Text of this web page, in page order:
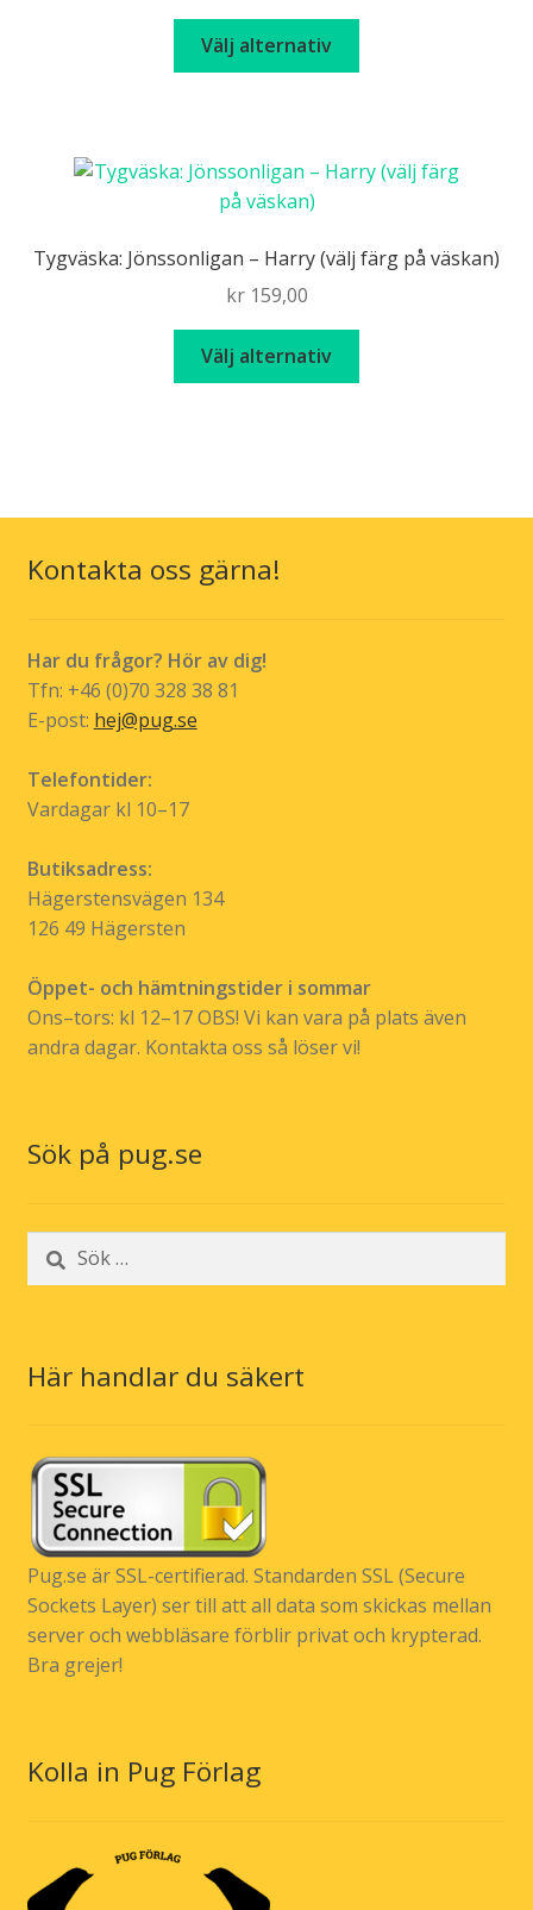
Välj alternativ
varianter.
alternativen
väljas
produktsidan
Tygväska: Jönssonligan – Harry (välj färg på väskan)
kr159,00
Välj alternativ
De
Kontakta oss gärna!
Har du frågor? Hör av dig!
Tfn: +46 (0)70 328 38 81
E-post: hej@pug.se
Telefontider:
Vardagar kl 10–17
Butiksadress:
Hägerstensvägen 134
126 49 Hägersten
Öppet- och hämtningstider i sommar
Ons–tors: kl 12–17 OBS! Vi kan vara på plats även
andra dagar. Kontakta oss så löser vi!
Sök på pug.se
Sök
efter:
Här handlar du säkert
Pug.se är SSL-certifierad. Standarden SSL (Secure
Sockets Layer) ser till att all data som skickas mellan
server och webbläsare förblir privat och krypterad.
Bra grejer!
Kolla in Pug Förlag